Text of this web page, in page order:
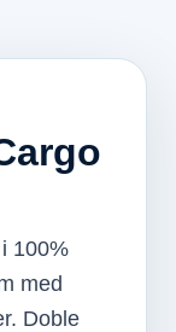
100%
med
Doble